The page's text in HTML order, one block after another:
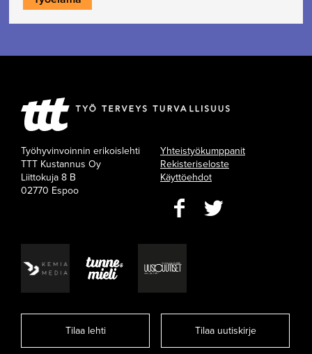
Työhyvinvoinnin erikoislehti
TTT Kustannus Oy
Liittokuja 8 B
02770 Espoo
Yhteistyökumppanit
Rekisteriseloste
Käyttöehdot
Tilaa lehti Tilaa uutiskirje